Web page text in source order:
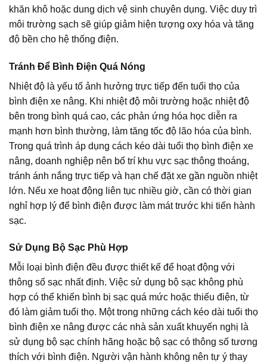
khăn khô hoặc dung dịch vệ sinh chuyên dụng. Việc duy trì
môi trường sạch sẽ giúp giảm hiện tượng oxy hóa và tăng
độ bền cho hệ thống điện.
Tránh Để Bình Điện Quá Nóng
Nhiệt độ là yếu tố ảnh hưởng trực tiếp đến tuổi thọ của
bình điện xe nâng. Khi nhiệt độ môi trường hoặc nhiệt độ
bên trong bình quá cao, các phản ứng hóa học diễn ra
mạnh hơn bình thường, làm tăng tốc độ lão hóa của bình.
Trong quá trình áp dụng cách kéo dài tuổi thọ bình điện xe
nâng, doanh nghiệp nên bố trí khu vực sạc thông thoáng,
tránh ánh nắng trực tiếp và hạn chế đặt xe gần nguồn nhiệt
lớn. Nếu xe hoạt động liên tục nhiều giờ, cần có thời gian
nghỉ hợp lý để bình điện được làm mát trước khi tiến hành
sạc.
Sử Dụng Bộ Sạc Phù Hợp
Mỗi loại bình điện đều được thiết kế để hoạt động với
thông số sạc nhất định. Việc sử dụng bộ sạc không phù
hợp có thể khiến bình bị sạc quá mức hoặc thiếu điện, từ
đó làm giảm tuổi thọ. Một trong những cách kéo dài tuổi thọ
bình điện xe nâng được các nhà sản xuất khuyến nghị là
sử dụng bộ sạc chính hãng hoặc bộ sạc có thông số tương
thích với bình điện. Người vận hành không nên tự ý thay